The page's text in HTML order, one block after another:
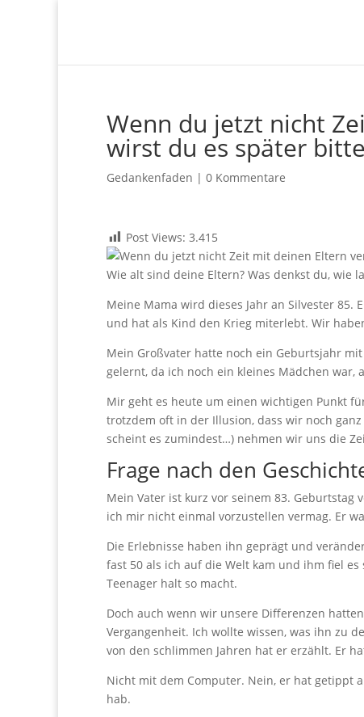
Wenn du jetzt nicht
wirst du es später
Gedankenfaden | 0 Kommentare
Post Views: 3.415
Wie alt sind deine Eltern? Was denkst du, wie
Meine Mama wird dieses Jahr an Silvester 85.
und hat als Kind den Krieg miterlebt. Wir
Mein Großvater hatte noch ein Geburtsjahr
gelernt, da ich noch ein kleines Mädchen war,
Mir geht es heute um einen wichtigen Punkt
trotzdem oft in der Illusion, dass wir noch
scheint es zumindest…) nehmen wir uns die
Frage nach den
Mein Vater ist kurz vor seinem 83. Geburtstag
ich mir nicht einmal vorzustellen vermag. Er
Die Erlebnisse haben ihn geprägt und
fast 50 als ich auf die Welt kam und ihm fiel
Teenager halt so macht.
Doch auch wenn wir unsere Differenzen
Vergangenheit. Ich wollte wissen, was ihn zu
von den schlimmen Jahren hat er erzählt. Er
Nicht mit dem Computer. Nein, er hat getippt
hab.